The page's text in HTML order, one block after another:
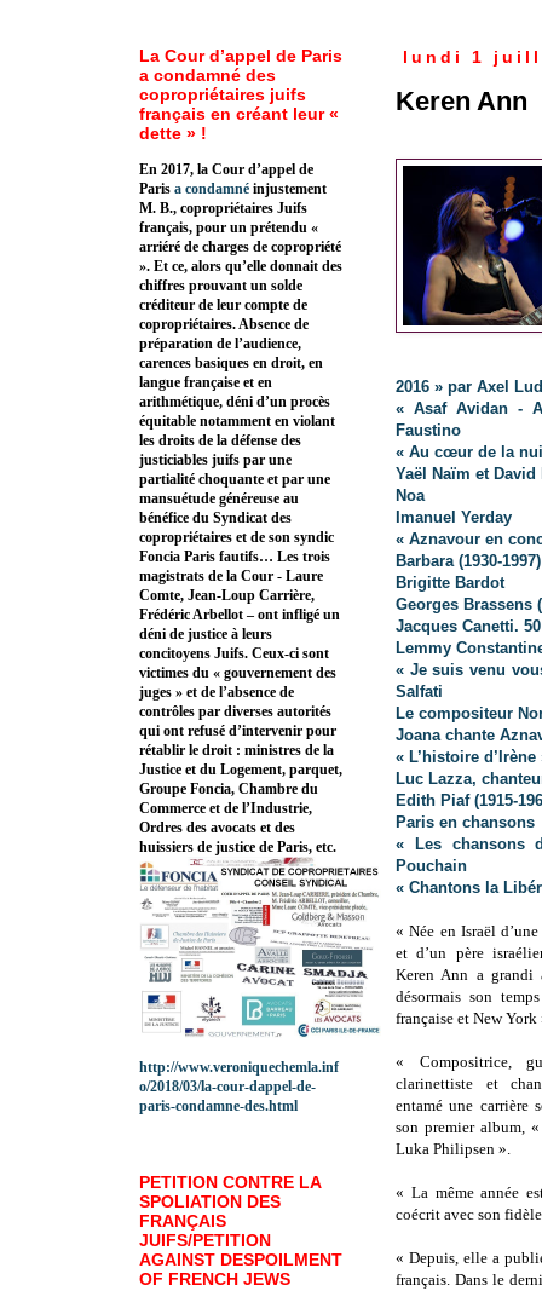
lundi 1
Keren Ann
2016 » par Axel
« Asaf Avidan -
Faustino
« Au cœur de la
Yaël Naïm et David
Noa
Imanuel Yerday
« Aznavour en
Barbara (1930-1997)
Brigitte Bardot
Georges Brassens
Jacques Canetti.
Lemmy
« Je suis venu
Salfati
Le compositeur
Joana chante
« L’histoire
Luc Lazza,
Edith Piaf (1915-
Paris en chansons
« Les chansons
Pouchain
« Chantons la
« Née en Israël
et d’un père
Keren Ann a grandi
désormais son
française et New York
« Compositrice,
clarinettiste et
entamé une carrière
son premier album,
Luka Philipsen ».
« La même année
coécrit avec son
« Depuis, elle a
français. Dans le
La Cour d’appel de Paris
a condamné des
copropriétaires juifs
français en créant leur «
dette » !
En 2017, la Cour d’appel de
Paris a condamné injustement
M. B., copropriétaires Juifs
français, pour un prétendu «
arriéré de charges de copropriété
». Et ce, alors qu’elle donnait des
chiffres prouvant un solde
créditeur de leur compte de
copropriétaires. Absence de
préparation de l’audience,
carences basiques en droit, en
langue française et en
arithmétique, déni d’un procès
équitable notamment en violant
les droits de la défense des
justiciables juifs par une
partialité choquante et par une
mansuétude généreuse au
bénéfice du Syndicat des
copropriétaires et de son syndic
Foncia Paris fautifs… Les trois
magistrats de la Cour - Laure
Comte, Jean-Loup Carrière,
Frédéric Arbellot – ont infligé un
déni de justice à leurs
concitoyens Juifs. Ceux-ci sont
victimes du « gouvernement des
juges » et de l’absence de
contrôles par diverses autorités
qui ont refusé d’intervenir pour
rétablir le droit : ministres de la
Justice et du Logement, parquet,
Groupe Foncia, Chambre du
Commerce et de l’Industrie,
Ordres des avocats et des
huissiers de justice de Paris, etc.
http://www.veroniquechemla.inf
o/2018/03/la-cour-dappel-de-
paris-condamne-des.html
PETITION CONTRE LA
SPOLIATION DES
FRANÇAIS
JUIFS/PETITION
AGAINST DESPOILMENT
OF FRENCH JEWS